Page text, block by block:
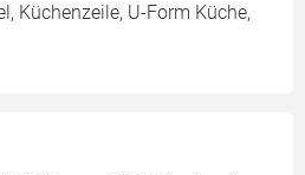
Küchenzeile, U-Form Küche,